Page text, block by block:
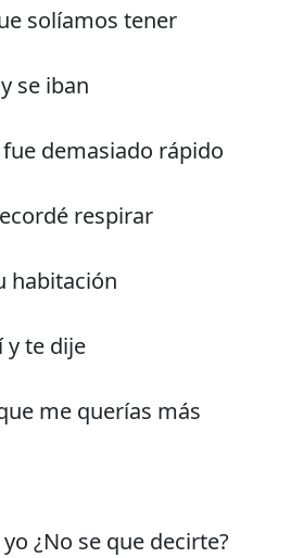
solíamos tener
se iban
demasiado rápido
respirar
habitación
y te dije
me querías más
¿No se que decirte?